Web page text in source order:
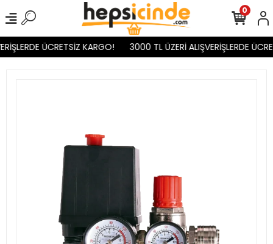
ÜCRETSİZ KARGO! 3000 TL ÜZERİ ALIŞVERİŞLERDE
0